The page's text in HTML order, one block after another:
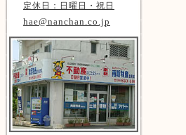
定休日：日曜日・祝日
hae@nanchan.co.jp